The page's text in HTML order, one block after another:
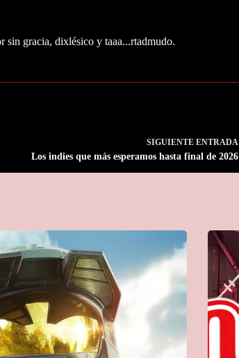
sin gracia, dixlésico y taaa...rtadmudo.
SIGUIENTEENTRADA
Los indies que más esperamos hasta final de 2026